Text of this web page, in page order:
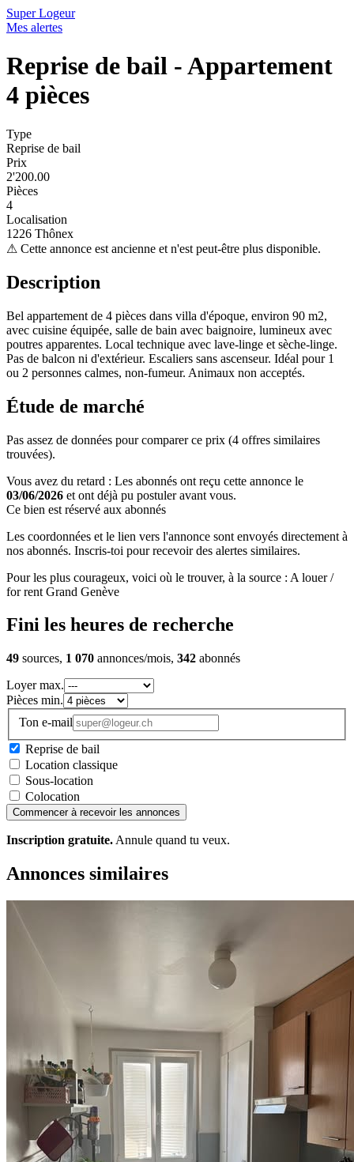
Super Logeur
Mes alertes
Reprise de bail - Appartement
4 pièces
Type
Reprise de bail
Prix
2'200.00
Pièces
4
Localisation
1226 Thônex
⚠ Cette annonce est ancienne et n'est peut-être plus disponible.
Description
Bel appartement de 4 pièces dans villa d'époque, environ 90 m2,
avec cuisine équipée, salle de bain avec baignoire, lumineux avec
poutres apparentes. Local technique avec lave-linge et sèche-linge.
Pas de balcon ni d'extérieur. Escaliers sans ascenseur. Idéal pour 1
ou 2 personnes calmes, non-fumeur. Animaux non acceptés.
Étude de marché
Pas assez de données pour comparer ce prix (4 offres similaires
trouvées).
Vous avez du retard : Les abonnés ont reçu cette annonce le
03/06/2026 et ont déjà pu postuler avant vous.
Ce bien est réservé aux abonnés
Les coordonnées et le lien vers l'annonce sont envoyés directement à
nos abonnés. Inscris-toi pour recevoir des alertes similaires.
Pour les plus courageux, voici où le trouver, à la source : A louer /
for rent Grand Genève
Fini les heures de recherche
49 sources, 1 070 annonces/mois, 342 abonnés
Loyer max.
Pièces min.
Ton e-mail
Reprise de bail
Location classique
Sous-location
Colocation
Commencer à recevoir les annonces
Inscription gratuite. Annule quand tu veux.
Annonces similaires